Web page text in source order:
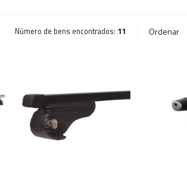
Número de bens encontrados: 11 Ordenar